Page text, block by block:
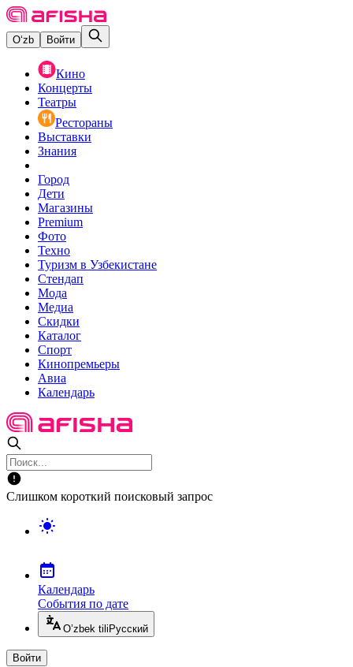
O‘zb Войти
Кино
Концерты
Театры
Рестораны
Выставки
Знания
Город
Дети
Магазины
Premium
Фото
Техно
Туризм в Узбекистане
Стендап
Мода
Медиа
Скидки
Каталог
Спорт
Кинопремьеры
Авиа
Календарь
Слишком короткий поисковый запрос
Календарь
События по дате
O’zbek tili Русский
Войти